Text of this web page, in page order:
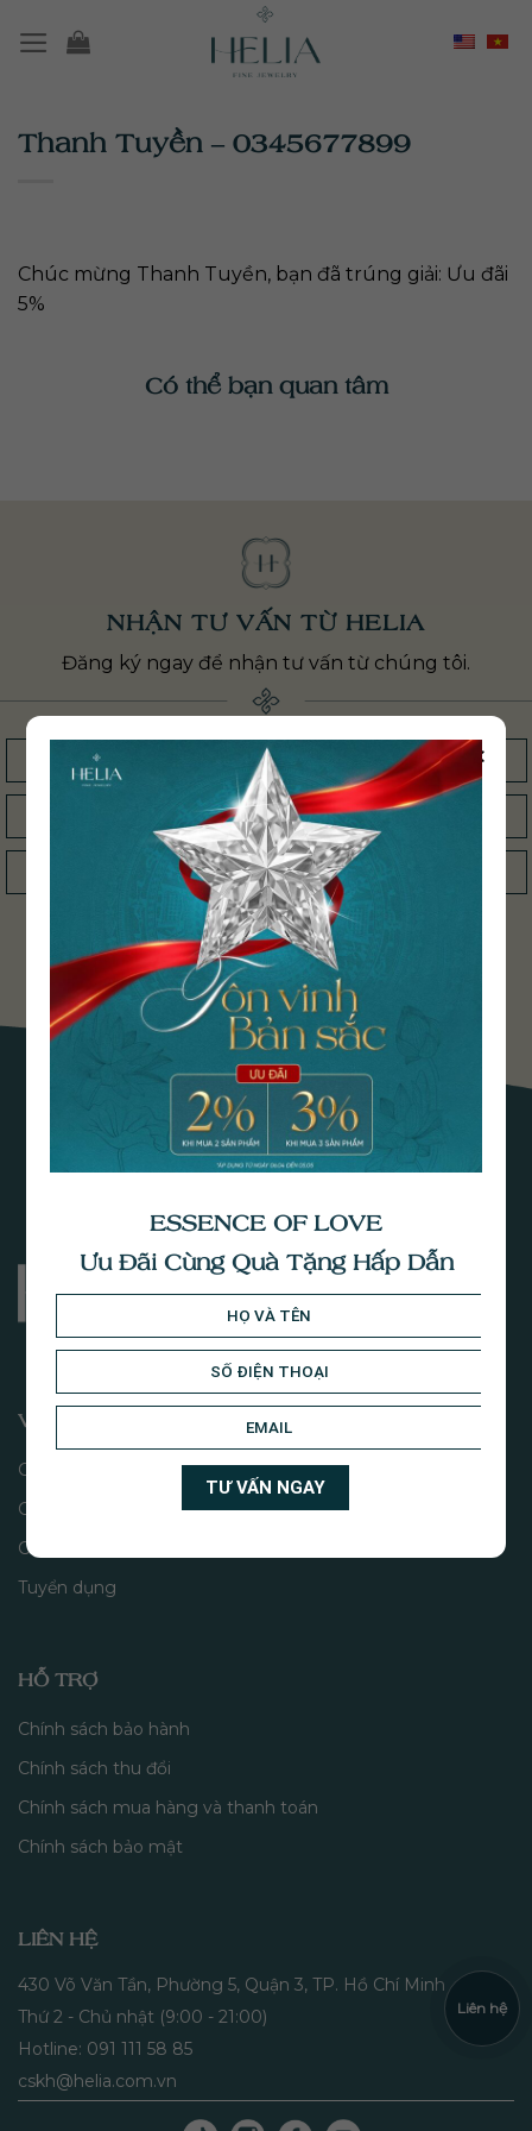
đến
Thanh Tuyền – 0345677899
Chúc mừng Thanh Tuyền, bạn đã trúng giải: Ưu đãi
5%
Có thể bạn quan tâm
NHẬN TƯ VẤN TỪ HELIA
Đăng ký ngay để nhận tư vấn từ chúng tôi.
VỀ CHÚNG TÔI
Câu chuyện
Giá trị thương hiệu
Cửa hàng
Tuyển dụng
HỖ TRỢ
Chính sách bảo hành
Chính sách thu đổi
Chính sách mua hàng và thanh toán
Chính sách bảo mật
LIÊN HỆ
430 Võ Văn Tần, Phường 5, Quận 3, TP. Hồ Chí Minh
Thứ 2 - Chủ nhật (9:00 - 21:00)
Hotline: 091 111 58 85
cskh@helia.com.vn
Liên hệ
×
ESSENCE OF LOVE
Ưu Đãi Cùng Quà Tặng Hấp Dẫn